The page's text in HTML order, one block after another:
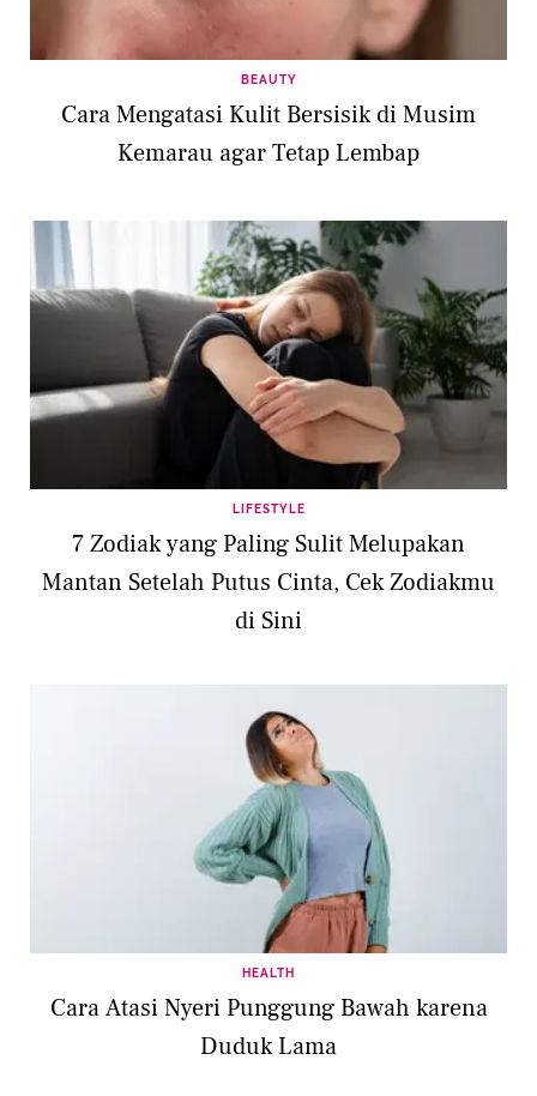
BEAUTY
Cara Mengatasi Kulit Bersisik di Musim
Kemarau agar Tetap Lembap
LIFESTYLE
7 Zodiak yang Paling Sulit Melupakan
Mantan Setelah Putus Cinta, Cek Zodiakmu
di Sini
HEALTH
Cara Atasi Nyeri Punggung Bawah karena
Duduk Lama